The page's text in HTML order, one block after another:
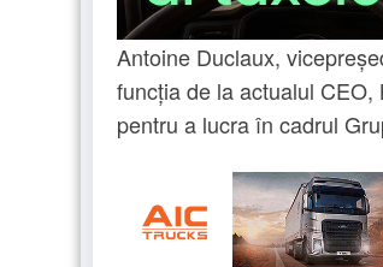
Antoine Duclaux,
funcția de la actualul
pentru a lucra în cadrul